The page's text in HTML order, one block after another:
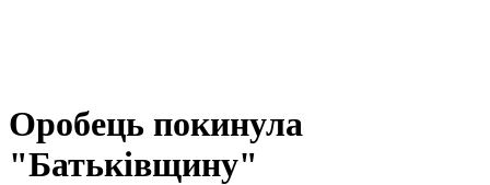
Оробець покинула
"Батьківщину"